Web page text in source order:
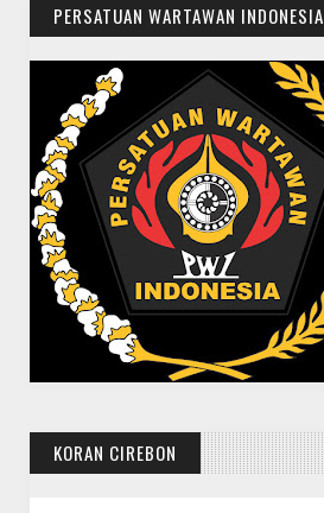
PERSATUAN WARTAWAN INDONESIA
KORAN CIREBON